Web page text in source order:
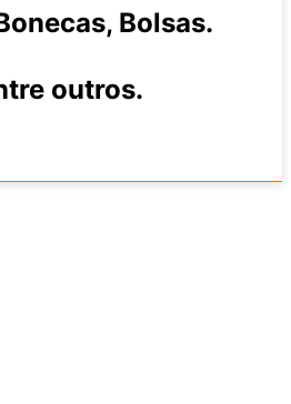
Bolsas.
outros.